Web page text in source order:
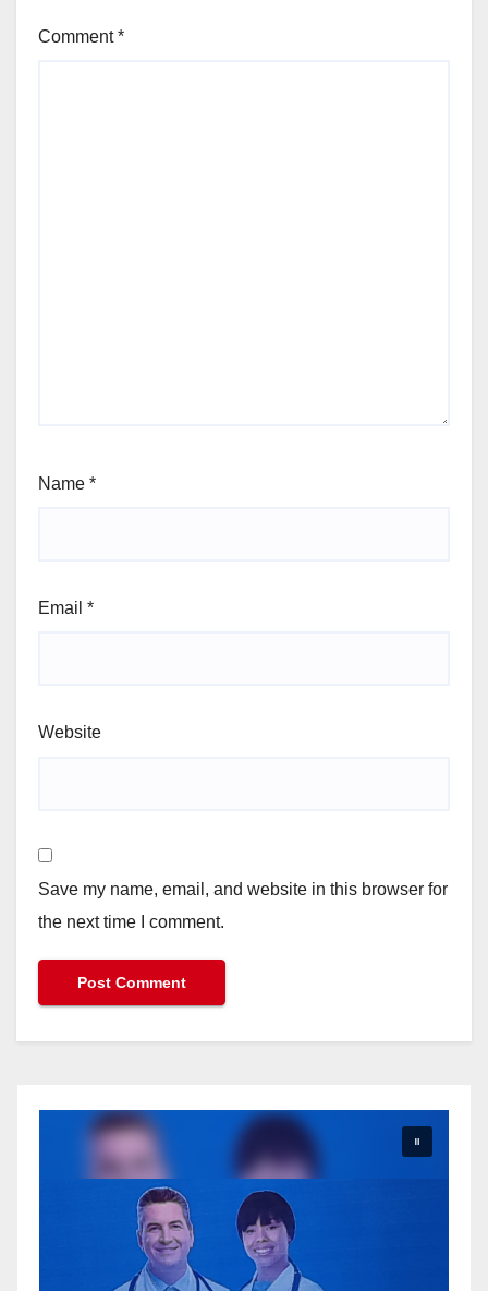
Comment*
Name *
Email *
Website
Save my name, email, and website in this browser for
the next time I comment.